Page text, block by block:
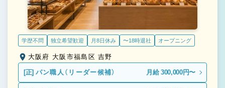
学歴不問 独立希望歓迎 月8日休み 〜18時退社 オープニング
大阪府 大阪市福島区 吉野
[正] パン職人（リーダー候補） 月給 300,000円〜